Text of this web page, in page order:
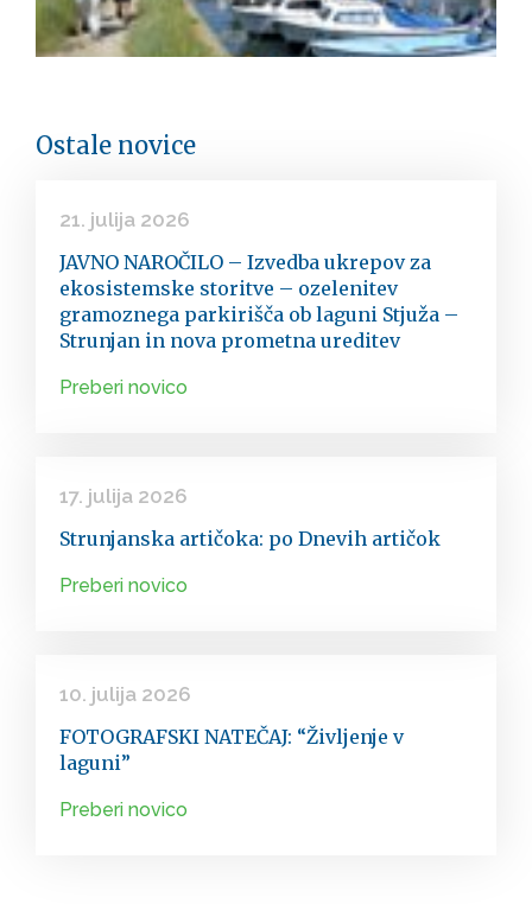
Ostale novice
21. julija 2026
JAVNO NAROČILO – Izvedba ukrepov za
ekosistemske storitve – ozelenitev
gramoznega parkirišča ob laguni Stjuža –
Strunjan in nova prometna ureditev
Preberi novico
17. julija 2026
Strunjanska artičoka: po Dnevih artičok
Preberi novico
10. julija 2026
FOTOGRAFSKI NATEČAJ: “Življenje v
laguni”
Preberi novico